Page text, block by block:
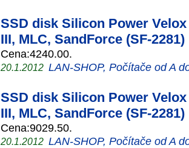
SSD disk Silicon Power Velox
III, MLC, SandForce (SF-2281)
Cena:4240.00.
20.1.2012 LAN-SHOP, Počítače od A
SSD disk Silicon Power Velox
III, MLC, SandForce (SF-2281)
Cena:9029.50.
20.1.2012 LAN-SHOP, Počítače od A